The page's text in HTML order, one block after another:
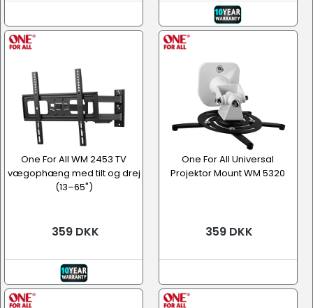
One For All WM 2453 TV
vægophæng med tilt og drej
(13–65")
359 DKK
One For All Universal
Projektor Mount WM 5320
359 DKK